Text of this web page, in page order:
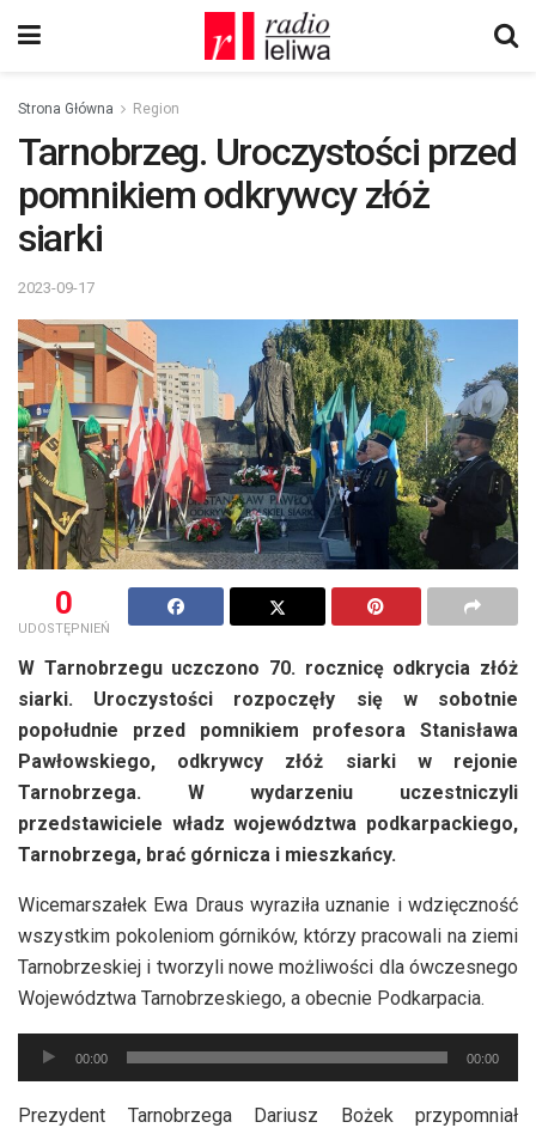
Strona Główna Region
Tarnobrzeg. Uroczystości przed
pomnikiem odkrywcy złóż
siarki
2023-09-17
0
UDOSTĘPNIEŃ
W Tarnobrzegu uczczono 70. rocznicę odkrycia złóż
siarki. Uroczystości rozpoczęły się w sobotnie
popołudnie przed pomnikiem profesora Stanisława
Pawłowskiego, odkrywcy złóż siarki w rejonie
Tarnobrzega. W wydarzeniu uczestniczyli
przedstawiciele władz województwa podkarpackiego,
Tarnobrzega, brać górnicza i mieszkańcy.
Wicemarszałek Ewa Draus wyraziła uznanie i wdzięczność
wszystkim pokoleniom górników, którzy pracowali na ziemi
Tarnobrzeskiej i tworzyli nowe możliwości dla ówczesnego
Województwa Tarnobrzeskiego, a obecnie Podkarpacia.
Odtwarzacz
plików
dźwiękowych
00:00 00:00
Prezydent Tarnobrzega Dariusz Bożek przypomniał